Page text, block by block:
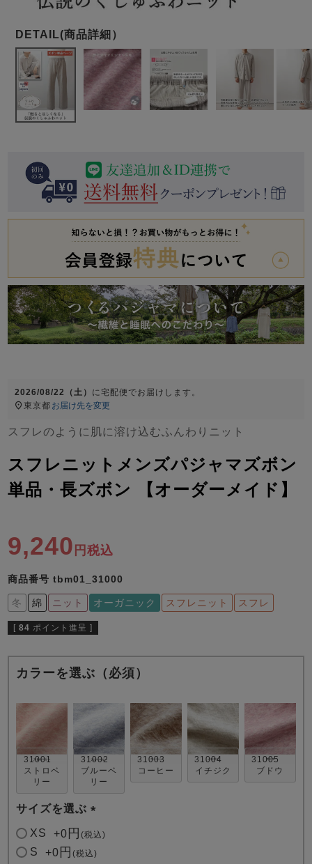
ガールズパジャマ
春 夏 秋
ボーイズパジャマ
すべての季節のパジャマ一覧はこちら
売れ筋ランキング
すべての生地一覧はこちら
売れ筋ランキング
- Item Ranking -
- New Arrival -
目的別でさがす一覧はこちら
すべてのメン
ズ
パジャマ
かぶり スリーパー
作務衣
羽織・バスロ
ーブ
ズボン単品
ズ
パジャマ
き
り
ボーイズ半袖
ガールズ 上着
ガールズズボ
売れ筋ランキング
- Item Ranking -
2026/08/22（土） に宅配便 でお届けします。
東京都 お届け先を変更
スフレのように肌に溶け込むふんわりニット
スフレニットメンズパジャマズボン
単品・長ズボン 【オーダーメイド】
9,240 税込
商品番号 tbm01_31000
冬 綿 ニット オーガニック スフレニット スフレ
[ 84 ポイント進呈 ]
カラーを選ぶ（必須）
31001
ストロベ
リー
31002
ブルーベ
リー
31003
コーヒー
31004
イチジク
31005
ブドウ
サイズを選ぶ
(
XS +0 税込
S +0 税込